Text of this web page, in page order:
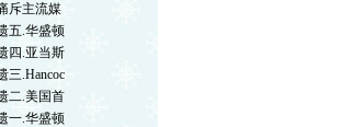
斥主流媒
五.华盛顿
四.亚当斯
三.Hancoc
二.美国首
一.华盛顿